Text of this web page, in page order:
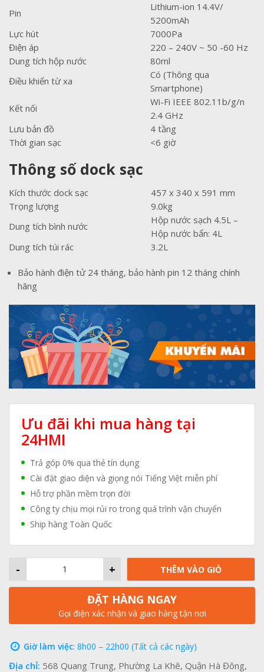
Pin
Lithium-ion 14.4V/
5200mAh
Lực hút
7000Pa
Điện áp
220 – 240V ~ 50 -60 Hz
Dung tích hộp nước
80ml
Điều khiển từ xa
Có (Thông qua
Smartphone)
Kết nối
Wi-Fi IEEE 802.11b/g/n
2.4 GHz
Lưu bản đồ
4 tầng
Thời gian sạc
<6 giờ
Thông số dock sạc
Kích thước dock sạc
457 x 340 x 591 mm
Trọng lượng
9.0kg
Dung tích bình nước
Hộp nước sạch 4.5L –
Hộp nước bẩn: 4L
Dung tích túi rác
3.2L
Bảo hành điện tử 24 tháng, bảo hành pin 12 tháng chính
hãng
Ưu đãi khi mua hàng tại
24HMI
Trả góp 0% qua thẻ tín dụng
Cài đặt giao diện và giọng nói Tiếng Việt miễn phí
Hỗ trợ phần mềm trọn đời
Công ty chịu mọi rủi ro trong quá trình vận chuyển
Ship hàng Toàn Quốc
+
- THÊM VÀO GIỎ
ĐẶT HÀNG NGAY
Gọi điện xác nhận và giao hàng tận nơi
Giờ làm việc: 8h00 – 22h00 (Tất cả các ngày)
Địa chỉ: 568 Quang Trung, Phường La Khê, Quận Hà Đông,